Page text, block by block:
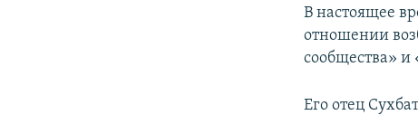
В настоящее
отношении
сообщества» и
Его отец